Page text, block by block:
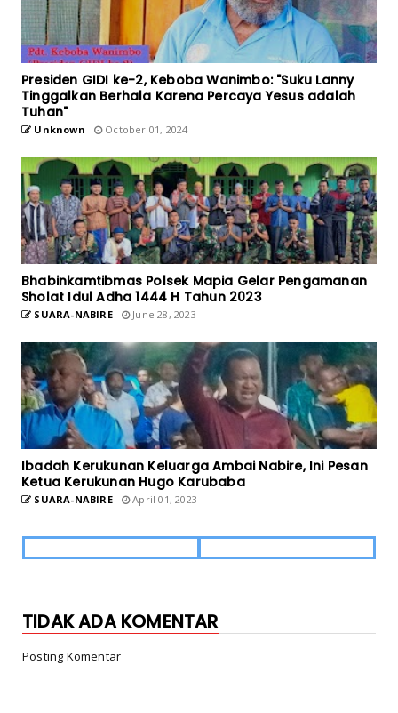
Presiden GIDI ke-2, Keboba Wanimbo: "Suku Lanny
Tinggalkan Berhala Karena Percaya Yesus adalah
Tuhan"
Unknown October 01, 2024
Bhabinkamtibmas Polsek Mapia Gelar Pengamanan
Sholat Idul Adha 1444 H Tahun 2023
SUARA-NABIRE June 28, 2023
Ibadah Kerukunan Keluarga Ambai Nabire, Ini Pesan
Ketua Kerukunan Hugo Karubaba
SUARA-NABIRE April 01, 2023
TIDAK ADA KOMENTAR
Posting Komentar